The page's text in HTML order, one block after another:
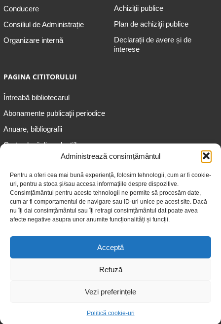
Administrează consimțământul
Pentru a oferi cea mai bună experiență, folosim tehnologii, cum ar fi cookie-
uri, pentru a stoca și/sau accesa informațiile despre dispozitive.
Consimțământul pentru aceste tehnologii ne permite să procesăm date,
cum ar fi comportamentul de navigare sau ID-uri unice pe acest site. Dacă
nu îți dai consimțământul sau îți retragi consimțământul dat poate avea
afecte negative asupra unor anumite funcționalități și funcții.
Acceptă
Refuză
Vezi preferințele
Politică cookie-uri
Conducere
Consiliul de Administrație
Organizare internă
Achiziții publice
Plan de achiziţii publice
Declarații de avere și de
interese
PAGINA CITITORULUI
Întreabă bibliotecarul
Abonamente publicaţii periodice
Anuare, bibliografii
Cartea lunii din colecțiile
Informații pentru adolescenți
Informații pentru adulți
Informații pentru seniori
© 2026 Biblioteca Judeţeană „Gheorghe Asachi” Iaşi